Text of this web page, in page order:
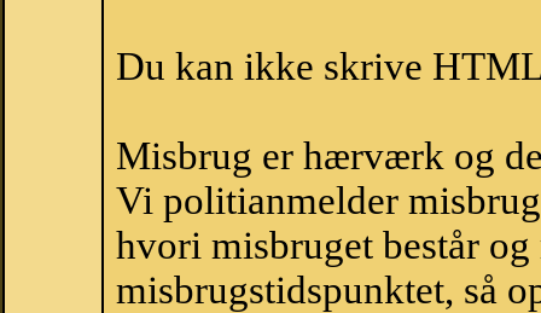
Du kan ikke skrive
Misbrug er hærværk og
Vi politianmelder
hvori misbruget består
misbrugstidspunktet, så